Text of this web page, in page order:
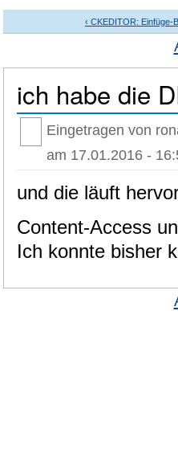
‹ CKEDITOR: Einfüge-
ich habe die
Eingetragen von
am 17.01.2016 -
und die läuft
Content-Access
Ich konnte bisher